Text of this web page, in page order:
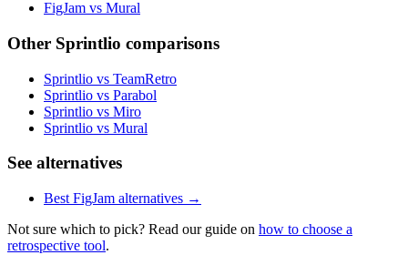
FigJam vs Mural
Other Sprintlio comparisons
Sprintlio vs TeamRetro
Sprintlio vs Parabol
Sprintlio vs Miro
Sprintlio vs Mural
See alternatives
Best FigJam alternatives →
Not sure which to pick? Read our guide on how to choose a
retrospective tool.